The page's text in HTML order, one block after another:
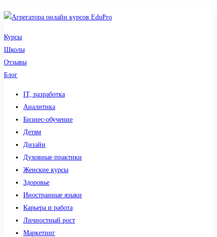
Курсы
Школы
Отзывы
Блог
IT, разработка
Аналитика
Бизнес-обучение
Детям
Дизайн
Духовные практики
Женские курсы
Здоровье
Иностранные языки
Карьера и работа
Личностный рост
Маркетинг